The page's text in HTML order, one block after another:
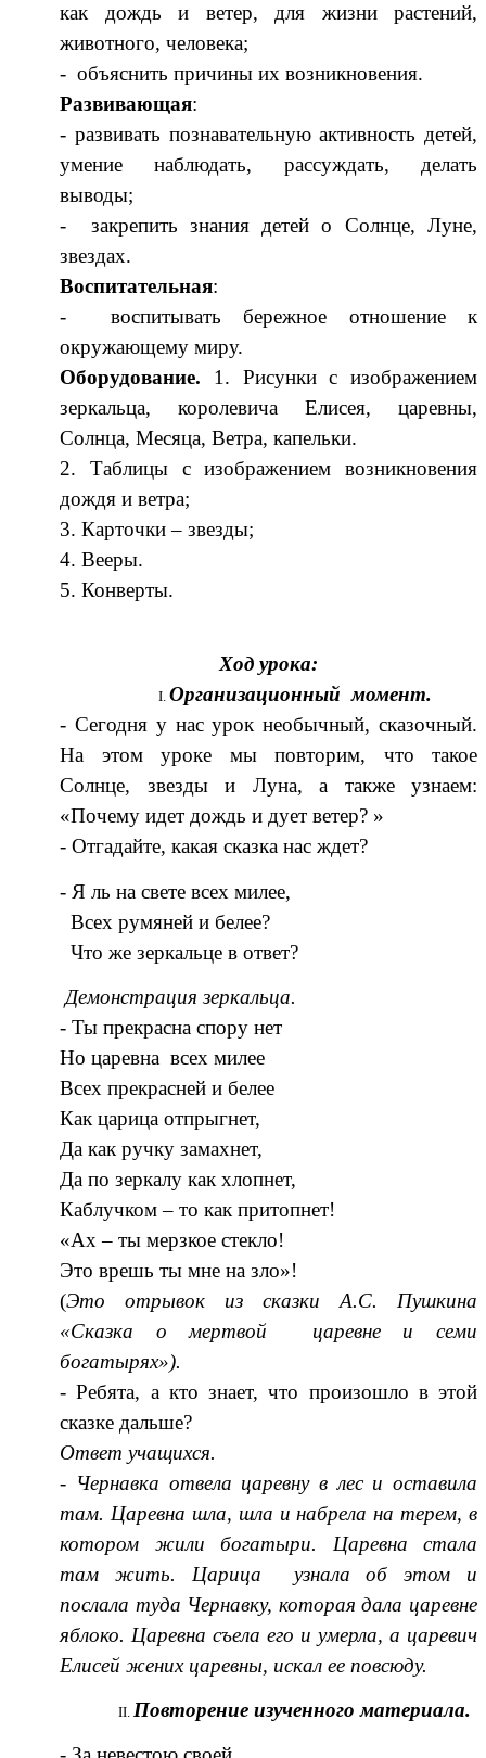
как дождь и ветер, для жизни растений,
животного, человека;
- объяснить причины их возникновения.
Развивающая:
- развивать познавательную активность детей,
умение наблюдать, рассуждать, делать
выводы;
- закрепить знания детей о Солнце, Луне,
звездах.
Воспитательная:
- воспитывать бережное отношение к
окружающему миру.
Оборудование. 1. Рисунки с изображением
зеркальца, королевича Елисея, царевны,
Солнца, Месяца, Ветра, капельки.
2. Таблицы с изображением возникновения
дождя и ветра;
3. Карточки – звезды;
4. Вееры.
5. Конверты.
Ход урока:
Организационный момент.
- Сегодня у нас урок необычный, сказочный.
На этом уроке мы повторим, что такое
Солнце, звезды и Луна, а также узнаем:
«Почему идет дождь и дует ветер? »
- Отгадайте, какая сказка нас ждет?
- Я ль на свете всех милее,
Всех румяней и белее?
Что же зеркальце в ответ?
Демонстрация зеркальца.
- Ты прекрасна спору нет
Но царевна всех милее
Всех прекрасней и белее
Как царица отпрыгнет,
Да как ручку замахнет,
Да по зеркалу как хлопнет,
Каблучком – то как притопнет!
«Ах – ты мерзкое стекло!
Это врешь ты мне на зло»!
(Это отрывок из сказки А.С. Пушкина
«Сказка о мертвой царевне и семи
богатырях»).
- Ребята, а кто знает, что произошло в этой
сказке дальше?
Ответ учащихся.
- Чернавка отвела царевну в лес и оставила
там. Царевна шла, шла и набрела на терем, в
котором жили богатыри. Царевна стала
там жить. Царица узнала об этом и
послала туда Чернавку, которая дала царевне
яблоко. Царевна съела его и умерла, а царевич
Елисей жених царевны, искал ее повсюду.
Повторение изученного материала.